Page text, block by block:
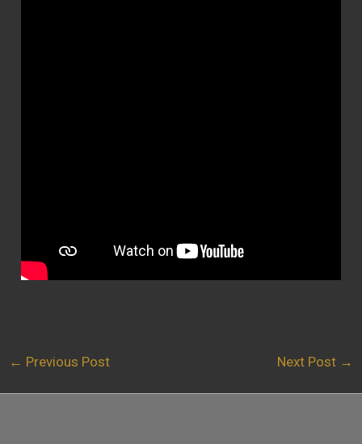
← Previous Post Next Post →